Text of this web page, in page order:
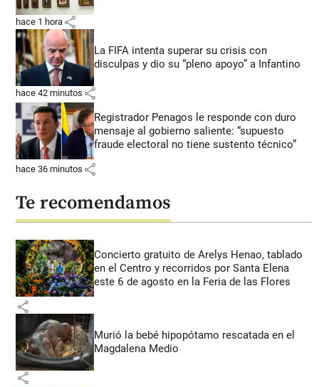
hace 1 hora share
La FIFA intenta superar su crisis con
disculpas y dio su “pleno apoyo” a Infantino
hace 42 minutos share
Registrador Penagos le responde con duro
mensaje al gobierno saliente: “supuesto
fraude electoral no tiene sustento técnico”
hace 36 minutos share
Te recomendamos
Concierto gratuito de Arelys Henao, tablado
en el Centro y recorridos por Santa Elena
este 6 de agosto en la Feria de las Flores
share
Murió la bebé hipopótamo rescatada en el
Magdalena Medio
share